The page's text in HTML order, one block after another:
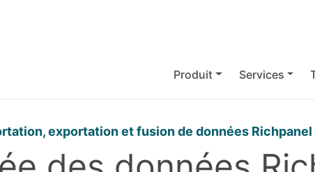
Produit Services
exportation et fusion de données Richpanel